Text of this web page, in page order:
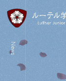
News